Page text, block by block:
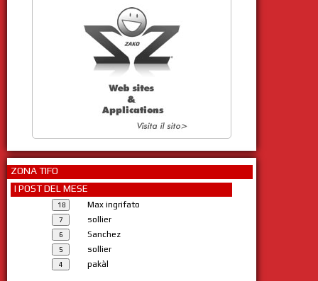
ZONA TIFO
I POST DEL MESE
Max ingrifato
sollier
Sanchez
sollier
pakàl